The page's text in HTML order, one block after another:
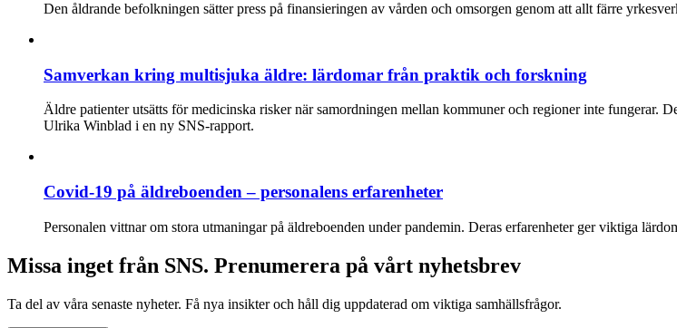
Den åldrande befolkningen sätter press på finansieringen av vården och omsorgen genom att allt färre
Samverkan kring multisjuka äldre: lärdomar från praktik och forskning
Äldre patienter utsätts för medicinska risker när samordningen mellan kommuner och regioner inte fungerar.
Ulrika Winblad i en ny SNS-rapport.
Covid-19 på äldreboenden – personalens erfarenheter
Personalen vittnar om stora utmaningar på äldreboenden under pandemin. Deras erfarenheter ger viktiga
Missa inget från SNS. Prenumerera på vårt nyhetsbrev
Ta del av våra senaste nyheter. Få nya insikter och håll dig uppdaterad om viktiga samhällsfrågor.